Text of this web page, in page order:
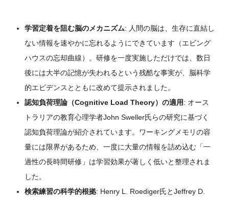
学習定着を阻む脳のメカニズム: 人間の脳は、生存に直結し
ない情報を速やかに忘れるようにできています（エビング
ハウスの忘却曲線）。研修を一度実施しただけでは、数日
後には大半の記憶が失われるという残酷な事実が、脳科学
的エビデンスとともに改めて提示されました。
認知負荷理論（Cognitive Load Theory）の適用: オース
トラリアの教育心理学者John Sweller氏らの研究に基づく
認知負荷理論が紹介されています。ワーキングメモリの容
量には限界があるため、一度に大量の情報を詰め込む「一
過性の長時間研修」は学習効果が著しく低いと整理されま
した。
検索練習の科学的根拠: Henry L. Roediger氏とJeffrey D.